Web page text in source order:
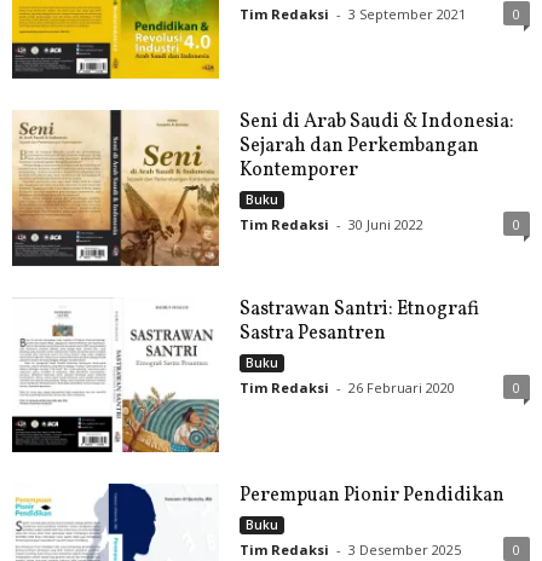
Tim Redaksi - 3 September 2021 0
Seni di Arab Saudi & Indonesia:
Sejarah dan Perkembangan
Kontemporer
Buku
Tim Redaksi - 30 Juni 2022 0
Sastrawan Santri: Etnografi
Sastra Pesantren
Buku
Tim Redaksi - 26 Februari 2020 0
Perempuan Pionir Pendidikan
Buku
Tim Redaksi - 3 Desember 2025 0